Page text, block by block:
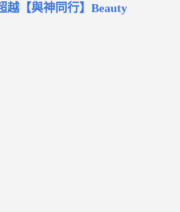
越【與神同行】Beauty